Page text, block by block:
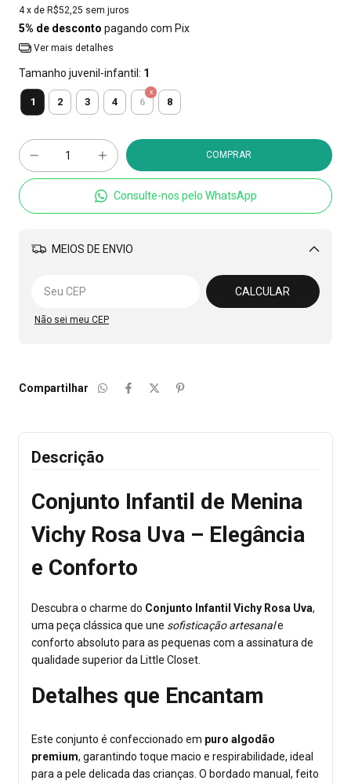
4 x de R$52,25 sem juros
5% de desconto pagando com Pix
Ver mais detalhes
Tamanho juvenil-infantil: 1
1 2 3 4 6 8
Consulte-nos pelo WhatsApp
MEIOS DE ENVIO
Alterar CEP
CALCULAR
Não sei meu CEP
Compartilhar
Descrição
Conjunto Infantil de Menina
Vichy Rosa Uva – Elegância
e Conforto
Descubra o charme do Conjunto Infantil Vichy Rosa Uva,
uma peça clássica que une sofisticação artesanale
conforto absoluto para as pequenas com a assinatura de
qualidade superior da Little Closet.
Detalhes que Encantam
Este conjunto é confeccionado em puro algodão
premium, garantindo toque macio e respirabilidade, ideal
para a pele delicada das crianças. O bordado manual, feito